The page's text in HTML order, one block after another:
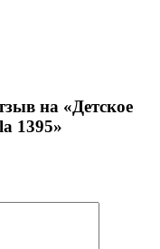
на «Детское
1395»